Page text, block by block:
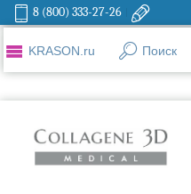
8 (800) 333-27-26
KRASON.ru Поиск